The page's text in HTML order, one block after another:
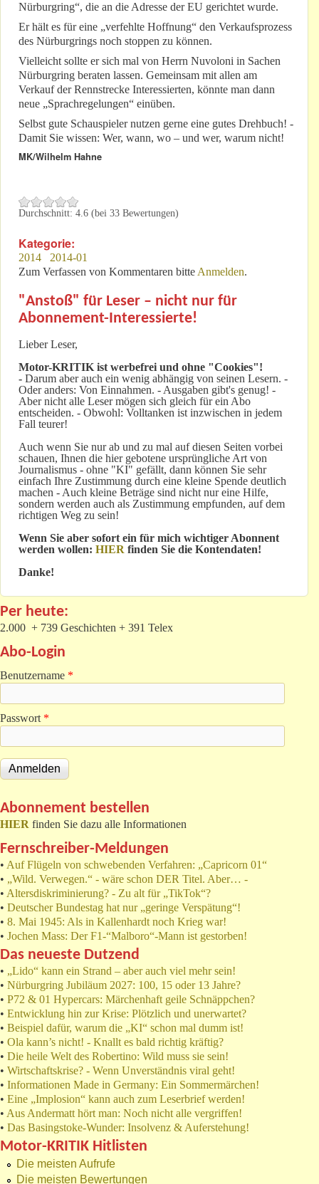
Nürburgring“, die an die Adresse der EU gerichtet wurde.
Er hält es für eine „verfehlte Hoffnung“ den Verkaufsprozess
des Nürburgrings noch stoppen zu können.
Vielleicht sollte er sich mal von Herrn Nuvoloni in Sachen
Nürburgring beraten lassen. Gemeinsam mit allen am
Verkauf der Rennstrecke Interessierten, könnte man dann
neue „Sprachregelungen“ einüben.
Selbst gute Schauspieler nutzen gerne eine gutes Drehbuch! -
Damit Sie wissen: Wer, wann, wo – und wer, warum nicht!
MK/Wilhelm Hahne
Durchschnitt: 4.6 (bei 33 Bewertungen)
Kategorie:
2014
2014-01
Zum Verfassen von Kommentaren bitte Anmelden.
"Anstoß" für Leser – nicht nur für
Abonnement-Interessierte!
Lieber Leser,
Motor-KRITIK ist werbefrei und ohne "Cookies"!
- Darum aber auch ein wenig abhängig von seinen Lesern. -
Oder anders: Von Einnahmen. - Ausgaben gibt's genug! -
Aber nicht alle Leser mögen sich gleich für ein Abo
entscheiden. - Obwohl: Volltanken ist inzwischen in jedem
Fall teurer!
Auch wenn Sie nur ab und zu mal auf diesen Seiten vorbei
schauen, Ihnen die hier gebotene ursprüngliche Art von
Journalismus - ohne "KI" gefällt, dann können Sie sehr
einfach Ihre Zustimmung durch eine kleine Spende deutlich
machen - Auch kleine Beträge sind nicht nur eine Hilfe,
sondern werden auch als Zustimmung empfunden, auf dem
richtigen Weg zu sein!
Wenn Sie aber sofort ein für mich wichtiger Abonnent
werden wollen: HIER finden Sie die Kontendaten!
Danke!
Per heute:
2.000 + 739 Geschichten + 391 Telex
Abo-Login
Benutzername *
Passwort *
Abonnement bestellen
HIER finden Sie dazu alle Informationen
Fernschreiber-Meldungen
• Auf Flügeln von schwebenden Verfahren: „Capricorn 01“
• „Wild. Verwegen.“ - wäre schon DER Titel. Aber… -
• Altersdiskriminierung? - Zu alt für „TikTok“?
• Deutscher Bundestag hat nur „geringe Verspätung“!
• 8. Mai 1945: Als in Kallenhardt noch Krieg war!
• Jochen Mass: Der F1-“Malboro“-Mann ist gestorben!
Das neueste Dutzend
• „Lido“ kann ein Strand – aber auch viel mehr sein!
• Nürburgring Jubiläum 2027: 100, 15 oder 13 Jahre?
• P72 & 01 Hypercars: Märchenhaft geile Schnäppchen?
• Entwicklung hin zur Krise: Plötzlich und unerwartet?
• Beispiel dafür, warum die „KI“ schon mal dumm ist!
• Ola kann’s nicht! - Knallt es bald richtig kräftig?
• Die heile Welt des Robertino: Wild muss sie sein!
• Wirtschaftskrise? - Wenn Unverständnis viral geht!
• Informationen Made in Germany: Ein Sommermärchen!
• Eine „Implosion“ kann auch zum Leserbrief werden!
• Aus Andermatt hört man: Noch nicht alle vergriffen!
• Das Basingstoke-Wunder: Insolvenz & Auferstehung!
Motor-KRITIK Hitlisten
Die meisten Aufrufe
Die meisten Bewertungen